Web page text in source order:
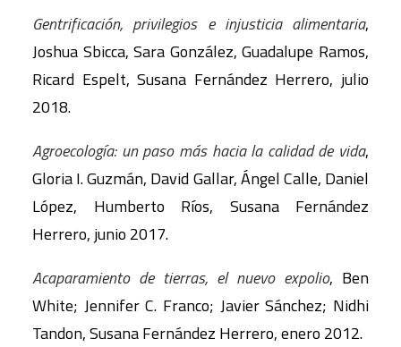
Gentrificación, privilegios e injusticia alimentaria,
Joshua Sbicca, Sara González, Guadalupe Ramos,
Ricard Espelt, Susana Fernández Herrero, julio
2018.
Agroecología: un paso más hacia la calidad de vida,
Gloria I. Guzmán, David Gallar, Ángel Calle, Daniel
López, Humberto Ríos, Susana Fernández
Herrero, junio 2017.
Acaparamiento de tierras, el nuevo expolio, Ben
White; Jennifer C. Franco; Javier Sánchez; Nidhi
Tandon, Susana Fernández Herrero, enero 2012.